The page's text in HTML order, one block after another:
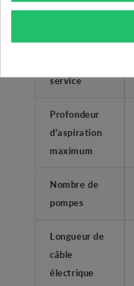
maximum
Pression
service
Profondeur
d'aspiration
maximum
Nombre de
pompes
Longueur de
câble
électrique